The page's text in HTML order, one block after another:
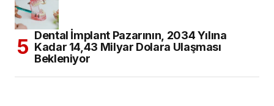
Dental İmplant Pazarının, 2034 Yılına
Kadar 14,43 Milyar Dolara Ulaşması
Bekleniyor